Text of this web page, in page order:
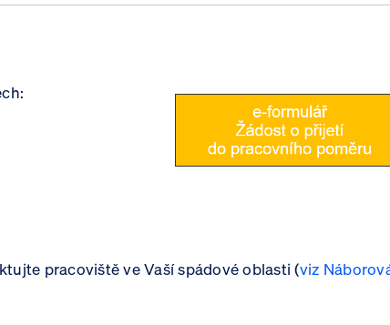
pracoviště ve Vaší spádové oblasti (viz